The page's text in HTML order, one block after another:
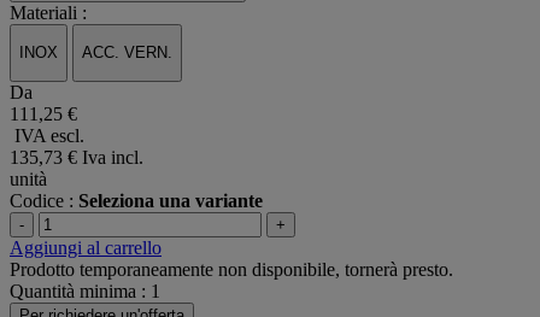
Materiali :
INOX ACC. VERN.
Da
111,25 €
IVA escl.
135,73 € Iva incl.
unità
Codice : Seleziona una variante
- +
Aggiungi al carrello
Prodotto temporaneamente non disponibile, tornerà presto.
Quantità minima : 1